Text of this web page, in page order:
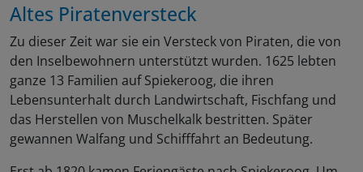
Altes Piratenversteck
Zu dieser Zeit war sie ein Versteck von Piraten, die von
den Inselbewohnern unterstützt wurden. 1625 lebten
ganze 13 Familien auf Spiekeroog, die ihren
Lebensunterhalt durch Landwirtschaft, Fischfang und
das Herstellen von Muschelkalk bestritten. Später
gewannen Walfang und Schifffahrt an Bedeutung.